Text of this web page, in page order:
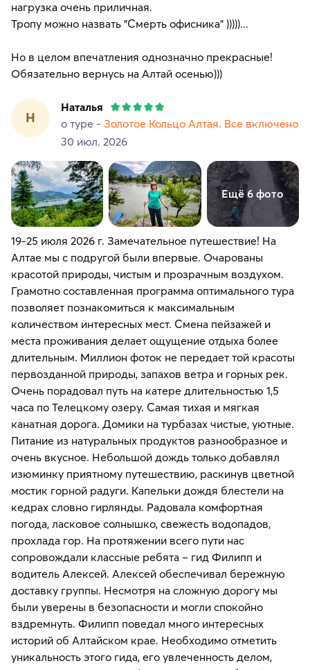
нагрузка очень приличная.
Тропу можно назвать "Смерть офисника" )))))...
Но в целом впечатления однозначно прекрасные!
Обязательно вернусь на Алтай осенью)))
Н
Наталья
о туре - Золотое Кольцо Алтая. Все включено
30 июл. 2026
Ещё 6 фото
19-25 июля 2026 г. Замечательное путешествие! На
Алтае мы с подругой были впервые. Очарованы
красотой природы, чистым и прозрачным воздухом.
Грамотно составленная программа оптимального тура
позволяет познакомиться к максимальным
количеством интересных мест. Смена пейзажей и
места проживания делает ощущение отдыха более
длительным. Миллион фоток не передает той красоты
первозданной природы, запахов ветра и горных рек.
Очень порадовал путь на катере длительностью 1,5
часа по Телецкому озеру. Самая тихая и мягкая
канатная дорога. Домики на турбазах чистые, уютные.
Питание из натуральных продуктов разнообразное и
очень вкусное. Небольшой дождь только добавлял
изюминку приятному путешествию, раскинув цветной
мостик горной радуги. Капельки дождя блестели на
кедрах словно гирлянды. Радовала комфортная
погода, ласковое солнышко, свежесть водопадов,
прохлада гор. На протяжении всего пути нас
сопровождали классные ребята – гид Филипп и
водитель Алексей. Алексей обеспечивал бережную
доставку группы. Несмотря на сложную дорогу мы
были уверены в безопасности и могли спокойно
вздремнуть. Филипп поведал много интересных
историй об Алтайском крае. Необходимо отметить
уникальность этого гида, его увлеченность делом,